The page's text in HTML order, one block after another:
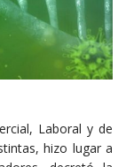
Laboral y de
hizo lugar a